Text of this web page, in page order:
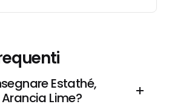
Estathé,
Lime?